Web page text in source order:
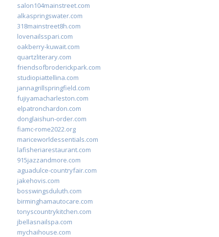
salon104mainstreet.com
alkaspringswater.com
318mainstreet8h.com
lovenailsspari.com
oakberry-kuwait.com
quartzliterary.com
friendsofbroderickpark.com
studiopiattellina.com
jannagrillspringfield.com
fujiyamacharleston.com
elpatronchardon.com
donglaishun-order.com
fiamc-rome2022.org
mariceworldessentials.com
lafisheriarestaurant.com
915jazzandmore.com
aguadulce-countryfair.com
jakehovis.com
bosswingsduluth.com
birminghamautocare.com
tonyscountrykitchen.com
jbellasnailspa.com
mychaihouse.com